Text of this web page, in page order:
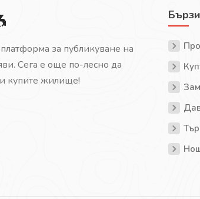
за публикуване на
Сега е още по-лесно да
купите жилище!